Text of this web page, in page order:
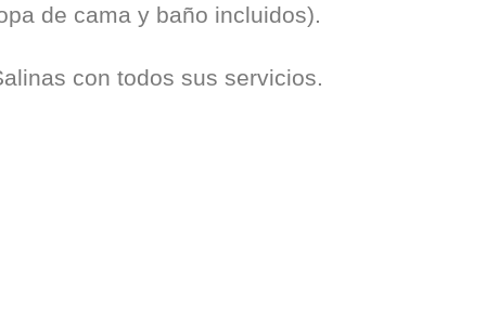
de cama y baño incluidos).
con todos sus servicios.